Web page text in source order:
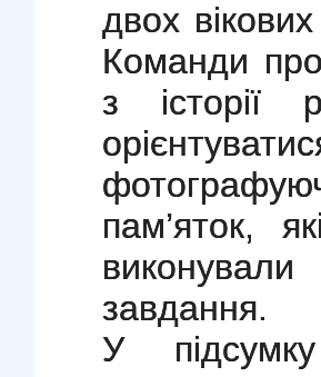
двох
Команди
з історії
пам’яток,
завдання.
У